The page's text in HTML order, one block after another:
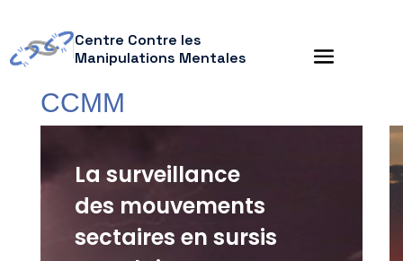
Centre Contre les
Manipulations Mentales
CCMM
La surveillance
des mouvements
sectaires en sursis